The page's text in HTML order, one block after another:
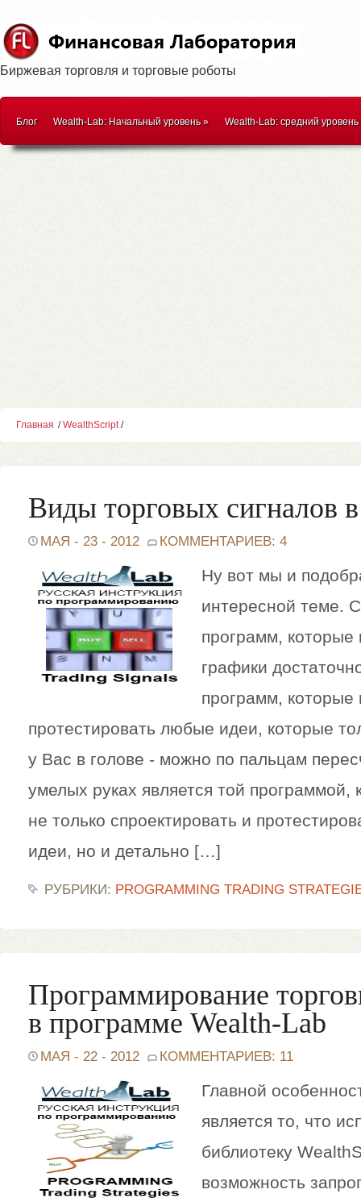
Биржевая торговля и торговые роботы
Блог Wealth-Lab: Начальный уровень» Wealth-Lab: средний уровень
Главная /WealthScript/
Виды торговых сигналов
МАЯ - 23 - 2012 КОММЕНТАРИЕВ: 4
Ну вот мы и
интересной теме.
программ, которые
графики
программ, которые
протестировать любые идеи, которые
у Вас в голове - можно по пальцам
умелых руках является той программой,
не только спроектировать и
идеи, но и детально […]
РУБРИКИ: PROGRAMMING TRADING
Программирование
в программе Wealth-Lab
МАЯ - 22 - 2012 КОММЕНТАРИЕВ: 11
Главной
является то, что
библиотеку
возможность